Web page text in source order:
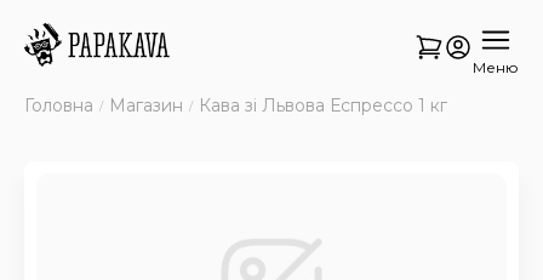
Меню
Головна Магазин Кава зі Львова Еспрессо 1 кг